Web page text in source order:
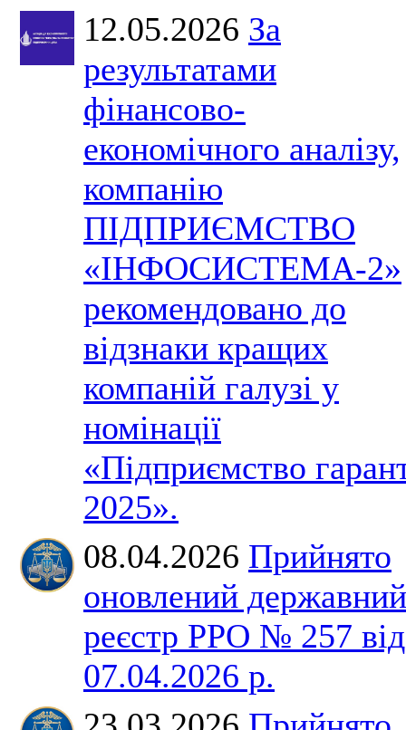
12.05.2026 За
результатами
фінансово-
економічного аналізу,
компанію
ПІДПРИЄМСТВО
«ІНФОСИСТЕМА-2»
рекомендовано до
відзнаки кращих
компаній галузі у
номінації
«Підприємство
2025».
08.04.2026 Прийнято
оновлений державний
реєстр РРО № 257 від
07.04.2026 р.